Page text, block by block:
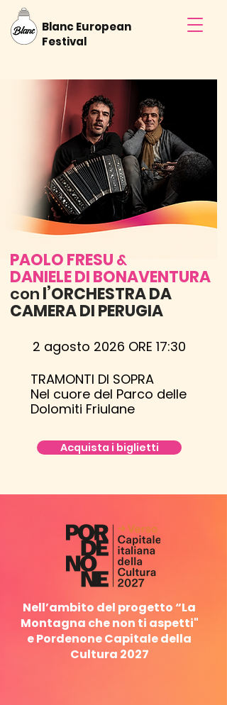
Blanc European
Festival
PAOLO FRESU&
DANIELE DI BONAVENTURA
conl’ORCHESTRA DA
CAMERA DI PERUGIA
2 agosto 2026 ORE 17:30
TRAMONTI DI SOPRA
Nel cuore del Parco delle
Dolomiti Friulane
Acquista i biglietti
Nell’ambito del progetto “La
Montagna che non ti aspetti"
e Pordenone Capitale della
Cultura 2027